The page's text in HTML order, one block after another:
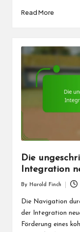
Read More
Die
Integration
by
By Harold Finch
Die Navigation
der Integration
Förderung eines